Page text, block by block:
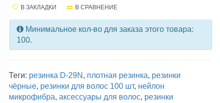
В ЗАКЛАДКИ В СРАВНЕНИЕ
Минимальное кол-во для заказа этого товара:
100.
Теги: резинка D-29N , плотная резинка, резинки
чёрные, резинки для волос 100 шт, нейлон
микрофибра, аксессуары для волос, резинки